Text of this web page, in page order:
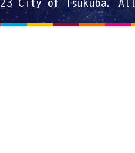
City of Tsukuba.